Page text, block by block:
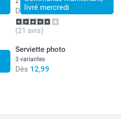
livré mercredi
Dès 20,99
(21 avis)
Serviette photo
3 variantes
Dès 12,99